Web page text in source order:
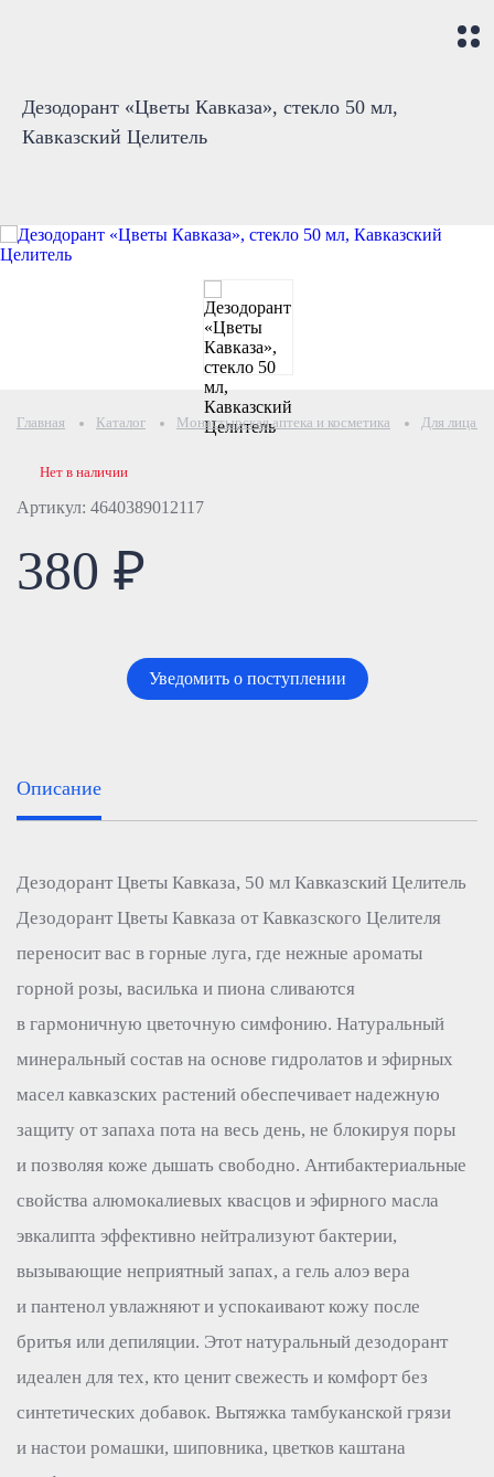
Дезодорант «Цветы Кавказа», стекло 50 мл,
Кавказский Целитель
Главная Каталог Монастырская аптека и косметика Для лица и
Артикул: 4640389012117
Нет в наличии
380 ₽
Уведомить о поступлении
Описание
Дезодорант Цветы Кавказа, 50 мл Кавказский Целитель
Дезодорант Цветы Кавказа от Кавказского Целителя
переносит вас в горные луга, где нежные ароматы
горной розы, василька и пиона сливаются
в гармоничную цветочную симфонию. Натуральный
минеральный состав на основе гидролатов и эфирных
масел кавказских растений обеспечивает надежную
защиту от запаха пота на весь день, не блокируя поры
и позволяя коже дышать свободно. Антибактериальные
свойства алюмокалиевых квасцов и эфирного масла
эвкалипта эффективно нейтрализуют бактерии,
вызывающие неприятный запах, а гель алоэ вера
и пантенол увлажняют и успокаивают кожу после
бритья или депиляции. Этот натуральный дезодорант
идеален для тех, кто ценит свежесть и комфорт без
синтетических добавок. Вытяжка тамбуканской грязи
и настои ромашки, шиповника, цветков каштана